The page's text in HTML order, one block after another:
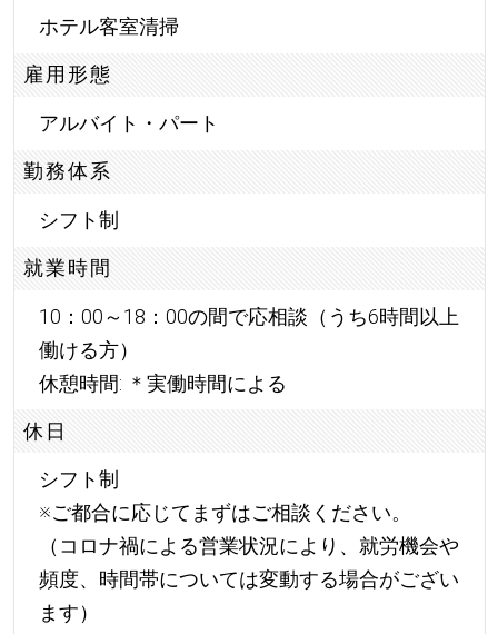
ホテル客室清掃
雇用形態
アルバイト・パート
勤務体系
シフト制
就業時間
10：00～18：00の間で応相談（うち6時間以上
働ける方）
休憩時間: ＊実働時間による
休日
シフト制
※ご都合に応じてまずはご相談ください。
（コロナ禍による営業状況により、就労機会や
頻度、時間帯については変動する場合がござい
ます）